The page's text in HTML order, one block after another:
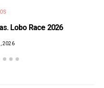
Lobo Race 2026
2026